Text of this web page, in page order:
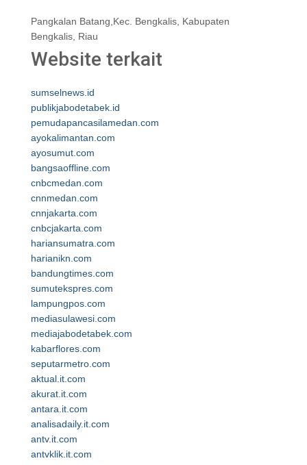
Pangkalan Batang,Kec. Bengkalis, Kabupaten
Bengkalis, Riau
Website terkait
sumselnews.id
publikjabodetabek.id
pemudapancasilamedan.com
ayokalimantan.com
ayosumut.com
bangsaoffline.com
cnbcmedan.com
cnnmedan.com
cnnjakarta.com
cnbcjakarta.com
hariansumatra.com
harianikn.com
bandungtimes.com
sumutekspres.com
lampungpos.com
mediasulawesi.com
mediajabodetabek.com
kabarflores.com
seputarmetro.com
aktual.it.com
akurat.it.com
antara.it.com
analisadaily.it.com
antv.it.com
antvklik.it.com